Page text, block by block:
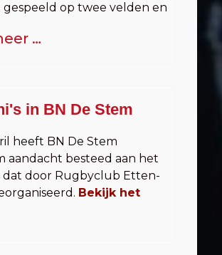
gespeeld op twee velden en
…
in BN De Stem
heeft BN De Stem
aandacht besteed aan het
dat door Rugbyclub Etten-
Bekijk het